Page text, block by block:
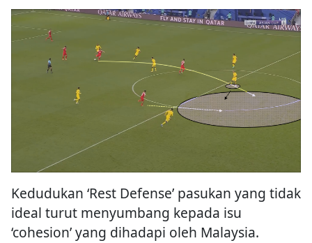
Kedudukan ‘Rest Defense’ pasukan yang tidak
ideal turut menyumbang kepada isu
‘cohesion’ yang dihadapi oleh Malaysia.